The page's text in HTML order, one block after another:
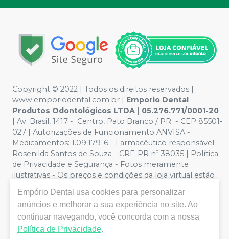
Copyright © 2022 | Todos os direitos reservados |
www.emporiodental.com.br | Emporio Dental
Produtos Odontológicos LTDA | 05.276.771/0001-20
| Av. Brasil, 1417 - Centro, Pato Branco / PR - CEP 85501-
027 | Autorizações de Funcionamento ANVISA -
Medicamentos: 1.09.179-6 - Farmacêutico responsável:
Rosenilda Santos de Souza - CRF-PR nº 38035 | Política
de Privacidade e Segurança - Fotos meramente
ilustrativas - Os preços e condições da loja virtual estão
no site, o valor válido é o do Carrinho de Compra. Não
vendemos por atacado, por isso nos reservamos o
direito de não atender compras de grandes volumes
pelo site.
Empório Dental usa cookies para personalizar
anúncios e melhorar a sua experiência no site. Ao
continuar navegando, você concorda com a nossa
Política de Privacidade.